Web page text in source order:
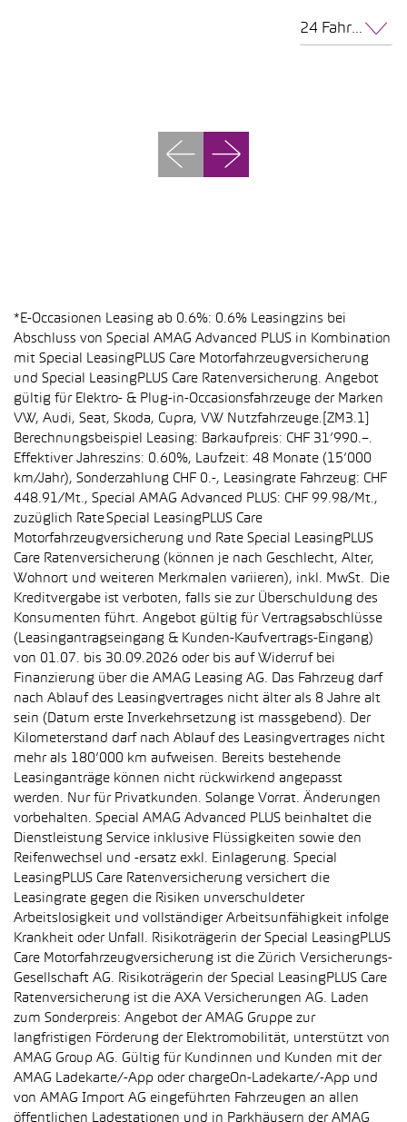
24 Fahrzeuge pro Seite
*E-Occasionen Leasing ab 0.6%: 0.6% Leasingzins bei
Abschluss von Special AMAG Advanced PLUS in Kombination
mit Special LeasingPLUS Care Motorfahrzeugversicherung
und Special LeasingPLUS Care Ratenversicherung. Angebot
gültig für Elektro- & Plug-in-Occasionsfahrzeuge der Marken
VW, Audi, Seat, Skoda, Cupra, VW Nutzfahrzeuge.[ZM3.1]
Berechnungsbeispiel Leasing: Barkaufpreis: CHF 31’990.–.
Effektiver Jahreszins: 0.60%, Laufzeit: 48 Monate (15’000
km/Jahr), Sonderzahlung CHF 0.-, Leasingrate Fahrzeug: CHF
448.91/Mt., Special AMAG Advanced PLUS: CHF 99.98/Mt.,
zuzüglich Rate Special LeasingPLUS Care
Motorfahrzeugversicherung und Rate Special LeasingPLUS
Care Ratenversicherung (können je nach Geschlecht, Alter,
Wohnort und weiteren Merkmalen variieren), inkl. MwSt. Die
Kreditvergabe ist verboten, falls sie zur Überschuldung des
Konsumenten führt. Angebot gültig für Vertragsabschlüsse
(Leasingantragseingang & Kunden-Kaufvertrags-Eingang)
von 01.07. bis 30.09.2026 oder bis auf Widerruf bei
Finanzierung über die AMAG Leasing AG. Das Fahrzeug darf
nach Ablauf des Leasingvertrages nicht älter als 8 Jahre alt
sein (Datum erste Inverkehrsetzung ist massgebend). Der
Kilometerstand darf nach Ablauf des Leasingvertrages nicht
mehr als 180’000 km aufweisen. Bereits bestehende
Leasinganträge können nicht rückwirkend angepasst
werden. Nur für Privatkunden. Solange Vorrat. Änderungen
vorbehalten. Special AMAG Advanced PLUS beinhaltet die
Dienstleistung Service inklusive Flüssigkeiten sowie den
Reifenwechsel und -ersatz exkl. Einlagerung. Special
LeasingPLUS Care Ratenversicherung versichert die
Leasingrate gegen die Risiken unverschuldeter
Arbeitslosigkeit und vollständiger Arbeitsunfähigkeit infolge
Krankheit oder Unfall. Risikoträgerin der Special LeasingPLUS
Care Motorfahrzeugversicherung ist die Zürich Versicherungs-
Gesellschaft AG. Risikoträgerin der Special LeasingPLUS Care
Ratenversicherung ist die AXA Versicherungen AG. Laden
zum Sonderpreis: Angebot der AMAG Gruppe zur
langfristigen Förderung der Elektromobilität, unterstützt von
AMAG Group AG. Gültig für Kundinnen und Kunden mit der
AMAG Ladekarte/-App oder chargeOn-Ladekarte/-App und
von AMAG Import AG eingeführten Fahrzeugen an allen
öffentlichen Ladestationen und in Parkhäusern der AMAG